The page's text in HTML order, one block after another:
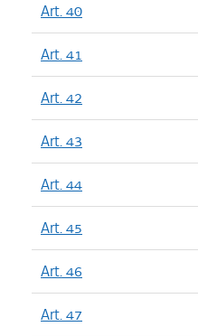
Art. 40
Art. 41
Art. 42
Art. 43
Art. 44
Art. 45
Art. 46
Art. 47